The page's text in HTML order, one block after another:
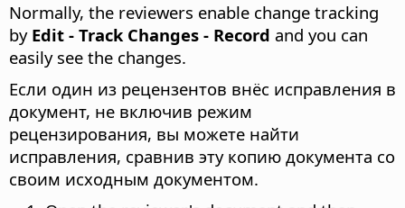
Normally, the reviewers enable change tracking
by Edit - Track Changes - Record and you can
easily see the changes.
Если один из рецензентов внёс исправления в
документ, не включив режим
рецензирования, вы можете найти
исправления, сравнив эту копию документа со
своим исходным документом.